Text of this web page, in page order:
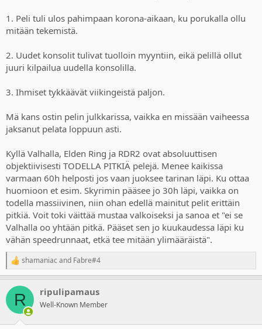
1. Peli tuli ulos pahimpaan korona-aikaan, ku porukalla ollu
mitään tekemistä.
2. Uudet konsolit tulivat tuolloin myyntiin, eikä pelillä ollut
juuri kilpailua uudella konsolilla.
3. Ihmiset tykkäävät viikingeistä paljon.
Mä kans ostin pelin julkkarissa, vaikka en missään vaiheessa
jaksanut pelata loppuun asti.
Kyllä Valhalla, Elden Ring ja RDR2 ovat absoluuttisen
objektiivisesti TODELLA PITKIÄ pelejä. Menee kaikissa
varmaan 60h helposti jos vaan juoksee tarinan läpi. Ku ottaa
huomioon et esim. Skyrimin pääsee jo 30h läpi, vaikka on
todella massiivinen, niin ohan edellä mainitut pelit erittäin
pitkiä. Voit toki väittää mustaa valkoiseksi ja sanoa et "ei se
Valhalla oo yhtään pitkä. Pääset sen jo kuukaudessa läpi ku
vähän speedrunnaat, etkä tee mitään ylimääräistä".
R
e
c
i
shamaniacand Fabre#4
R ripulipamaus
Well-Known Member